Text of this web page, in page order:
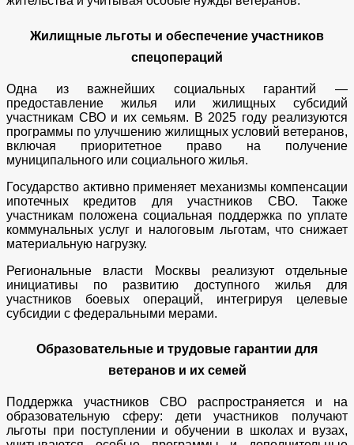
Жилищные льготы и обеспечение участников
спецопераций
Одна из важнейших социальных гарантий —
предоставление жилья или жилищных субсидий
участникам СВО и их семьям. В 2025 году реализуются
программы по улучшению жилищных условий ветеранов,
включая приоритетное право на получение
муниципального или социального жилья.
Государство активно применяет механизмы компенсации
ипотечных кредитов для участников СВО. Также
участникам положена социальная поддержка по уплате
коммунальных услуг и налоговым льготам, что снижает
материальную нагрузку.
Региональные власти Москвы реализуют отдельные
инициативы по развитию доступного жилья для
участников боевых операций, интегрируя целевые
субсидии с федеральными мерами.
Образовательные и трудовые гарантии для
ветеранов и их семей
Поддержка участников СВО распространяется и на
образовательную сферу: дети участников получают
льготы при поступлении и обучении в школах и вузах,